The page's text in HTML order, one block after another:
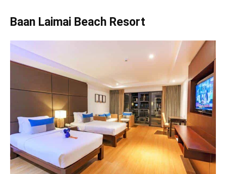
Baan Laimai Beach Resort